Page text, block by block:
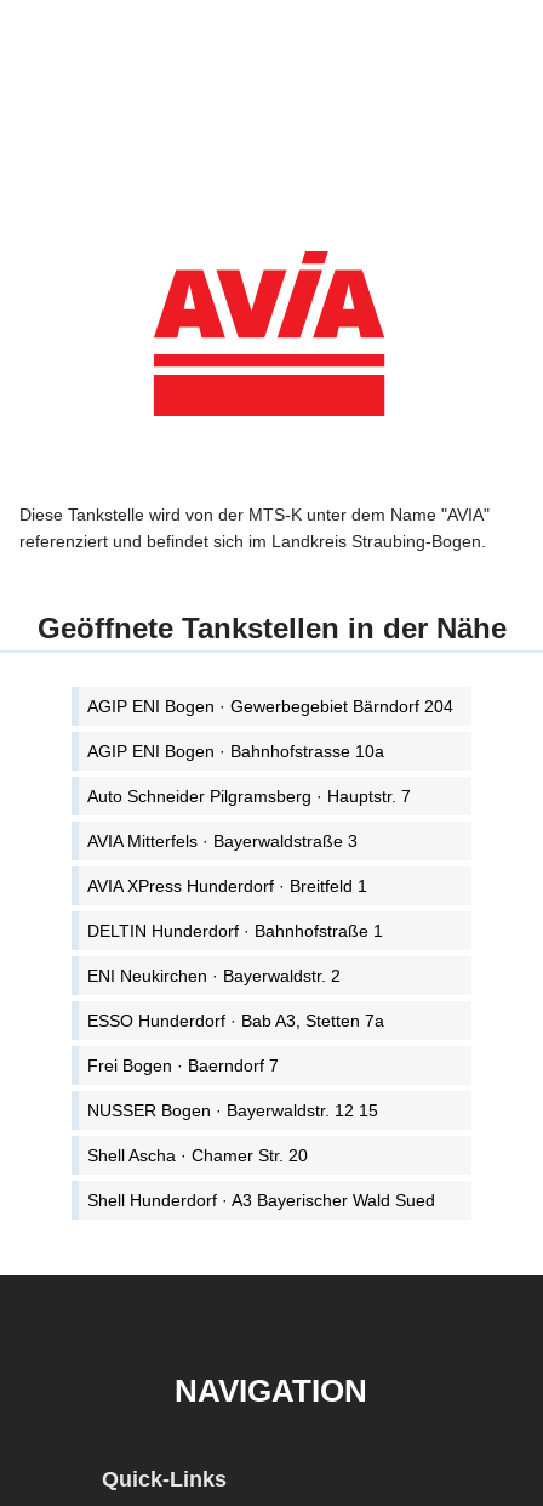
Diese Tankstelle wird von der MTS-K unter dem Name "AVIA"
referenziert und befindet sich im Landkreis Straubing-Bogen.
Geöffnete Tankstellen in der Nähe
AGIP ENI Bogen · Gewerbegebiet Bärndorf 204
AGIP ENI Bogen · Bahnhofstrasse 10a
Auto Schneider Pilgramsberg · Hauptstr. 7
AVIA Mitterfels · Bayerwaldstraße 3
AVIA XPress Hunderdorf · Breitfeld 1
DELTIN Hunderdorf · Bahnhofstraße 1
ENI Neukirchen · Bayerwaldstr. 2
ESSO Hunderdorf · Bab A3, Stetten 7a
Frei Bogen · Baerndorf 7
NUSSER Bogen · Bayerwaldstr. 12 15
Shell Ascha · Chamer Str. 20
Shell Hunderdorf · A3 Bayerischer Wald Sued
NAVIGATION
Quick-Links